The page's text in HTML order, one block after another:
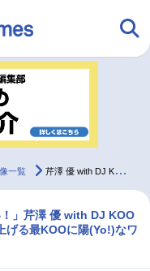
アニメ
音楽 コスプレ
一覧 芹澤 優 with DJ KOO & MOTSU インタビュー｜令和をぶち上げる最KOOに陽(Yo!)なワンチームに直撃
」芹澤 優 with DJ KOO
げる最KOOに陽(Yo!)なワ